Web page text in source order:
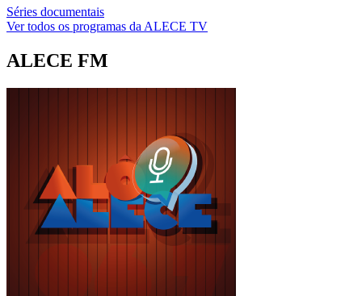
Séries documentais
Ver todos os programas da ALECE TV
ALECE FM